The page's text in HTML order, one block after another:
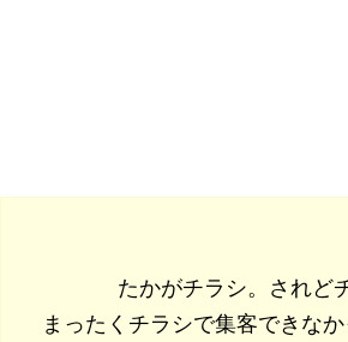
たかがチラシ。されど
まったくチラシで集客できなか